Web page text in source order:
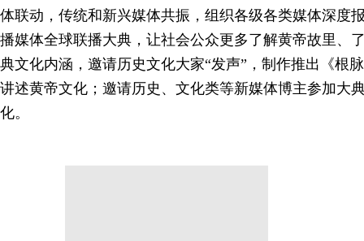
体联动，传统和新兴媒体共振，组织各级各类媒体深度
播媒体全球联播大典，让社会公众更多了解黄帝故里、
典文化内涵，邀请历史文化大家“发声”，制作推出《根
讲述黄帝文化；邀请历史、文化类等新媒体博主参加大
化。